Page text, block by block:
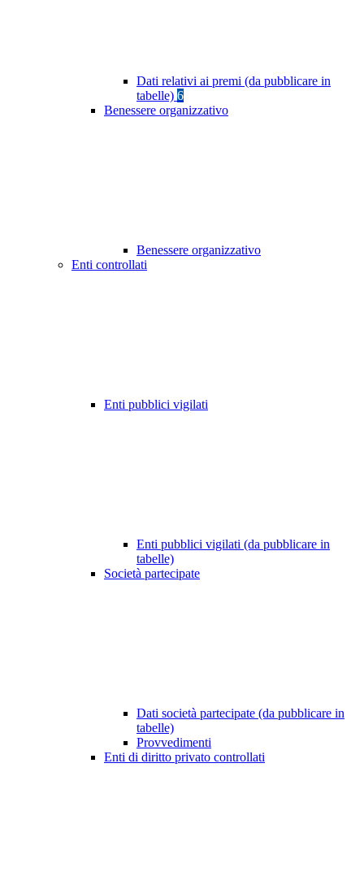
Dati relativi ai premi (da pubblicare in
tabelle) 6
Benessere organizzativo
Benessere organizzativo
Enti controllati
Enti pubblici vigilati
Enti pubblici vigilati (da pubblicare in
tabelle)
Società partecipate
Dati società partecipate (da pubblicare in
tabelle)
Provvedimenti
Enti di diritto privato controllati